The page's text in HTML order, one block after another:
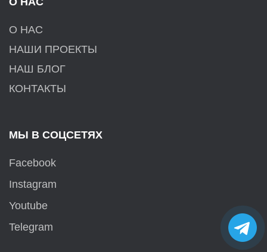
О НАС
НАШИ ПРОЕКТЫ
НАШ БЛОГ
КОНТАКТЫ
МЫ В СОЦСЕТЯХ
Facebook
Instagram
Youtube
Telegram